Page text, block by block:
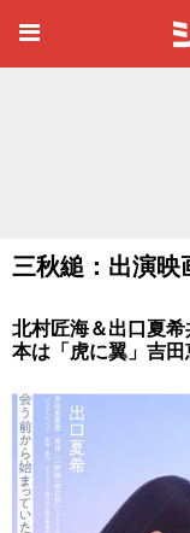
三秋縋：出演映
北村匠海＆出口夏
本は「虎に翼」吉